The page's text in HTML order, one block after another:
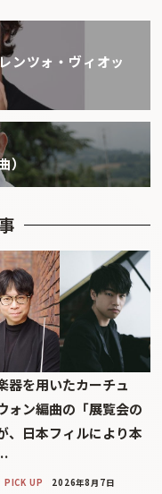
ンツォ・ヴィオッ
）
器を用いたカーチュ
ォン編曲の「展覧会の
、日本フィルにより本
PICK UP 2026年8月7日